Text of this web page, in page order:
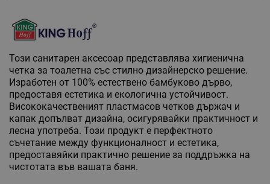
Този санитарен аксесоар представлява хигиенична
четка за тоалетна със стилно дизайнерско решение.
Изработен от 100% естествено бамбуково дърво,
предоставя естетика и екологична устойчивост.
Висококачественият пластмасов четков държач и
капак допълват дизайна, осигурявайки практичност и
лесна употреба. Този продукт е перфектното
съчетание между функционалност и естетика,
предоставяйки практично решение за поддръжка на
чистотата във вашата баня.